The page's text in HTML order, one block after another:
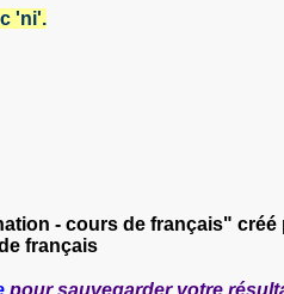
'ni'.
- cours de français" créé
français
pour sauvegarder votre